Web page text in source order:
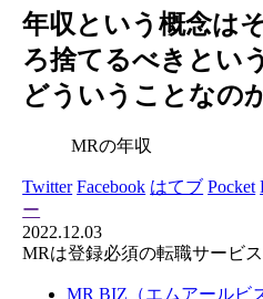
年収という概念は
ろ捨てるべきとい
どういうことなの
MRの年収
Twitter Facebook はてブ Pocket
ー
2022.12.03
MRは登録必須の転職サービス
MR BIZ（エムアールビ